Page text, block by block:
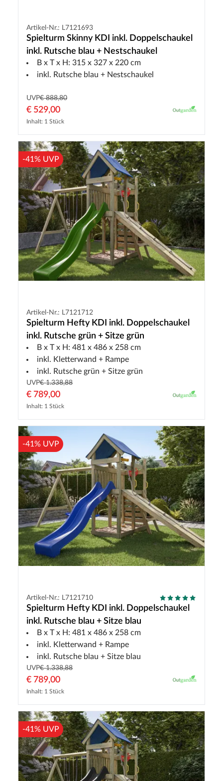
Artikel-Nr.: L7121693
Spielturm Skinny KDI inkl. Doppelschaukel
inkl. Rutsche blau + Nestschaukel
B x T x H: 315 x 327 x 220 cm
inkl. Rutsche blau + Nestschaukel
UVP€ 888,80
€ 529,00
Inhalt: 1 Stück
-41% UVP
Artikel-Nr.: L7121712
Spielturm Hefty KDI inkl. Doppelschaukel
inkl. Rutsche grün + Sitze grün
B x T x H: 481 x 486 x 258 cm
inkl. Kletterwand + Rampe
inkl. Rutsche grün + Sitze grün
UVP€ 1.338,88
€ 789,00
Inhalt: 1 Stück
-41% UVP
Artikel-Nr.: L7121710
Spielturm Hefty KDI inkl. Doppelschaukel
inkl. Rutsche blau + Sitze blau
B x T x H: 481 x 486 x 258 cm
inkl. Kletterwand + Rampe
inkl. Rutsche blau + Sitze blau
UVP€ 1.338,88
€ 789,00
Inhalt: 1 Stück
-41% UVP